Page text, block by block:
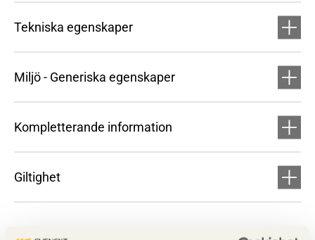
Tekniska egenskaper
Miljö - Generiska egenskaper
Kompletterande information
Giltighet